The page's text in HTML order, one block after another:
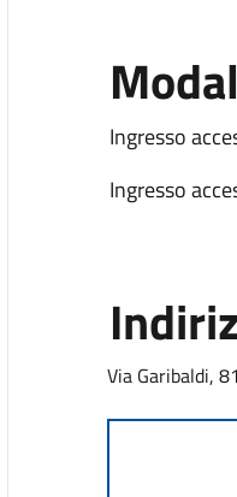
Ingresso
Ingresso
Via Garibaldi, 81